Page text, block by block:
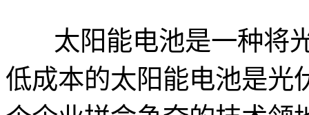
太阳能电池是一种将光
低成本的太阳能电池是光